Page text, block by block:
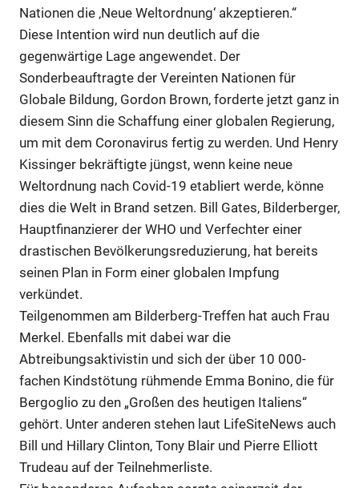
Nationen die ‚Neue Weltordnung‘ akzeptieren.“
Diese Intention wird nun deutlich auf die
gegenwärtige Lage angewendet. Der
Sonderbeauftragte der Vereinten Nationen für
Globale Bildung, Gordon Brown, forderte jetzt ganz in
diesem Sinn die Schaffung einer globalen Regierung,
um mit dem Coronavirus fertig zu werden. Und Henry
Kissinger bekräftigte jüngst, wenn keine neue
Weltordnung nach Covid-19 etabliert werde, könne
dies die Welt in Brand setzen. Bill Gates, Bilderberger,
Hauptfinanzierer der WHO und Verfechter einer
drastischen Bevölkerungsreduzierung, hat bereits
seinen Plan in Form einer globalen Impfung
verkündet.
Teilgenommen am Bilderberg-Treffen hat auch Frau
Merkel. Ebenfalls mit dabei war die
Abtreibungsaktivistin und sich der über 10 000-
fachen Kindstötung rühmende Emma Bonino, die für
Bergoglio zu den „Großen des heutigen Italiens“
gehört. Unter anderen stehen laut LifeSiteNews auch
Bill und Hillary Clinton, Tony Blair und Pierre Elliott
Trudeau auf der Teilnehmerliste.